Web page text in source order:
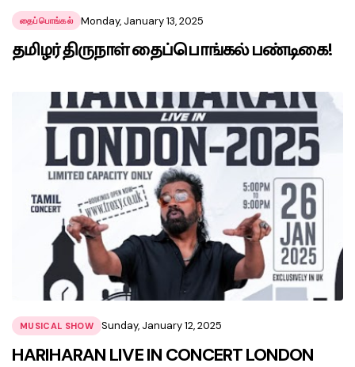
தைப்பொங்கல் Monday, January 13, 2025
தமிழர் திருநாள் தைப்பொங்கல் பண்டிகை!
MUSICAL SHOW Sunday, January 12, 2025
HARIHARAN LIVE IN CONCERT LONDON